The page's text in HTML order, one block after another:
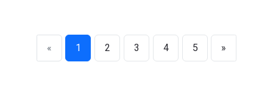
« 1 2 3 4 5 »